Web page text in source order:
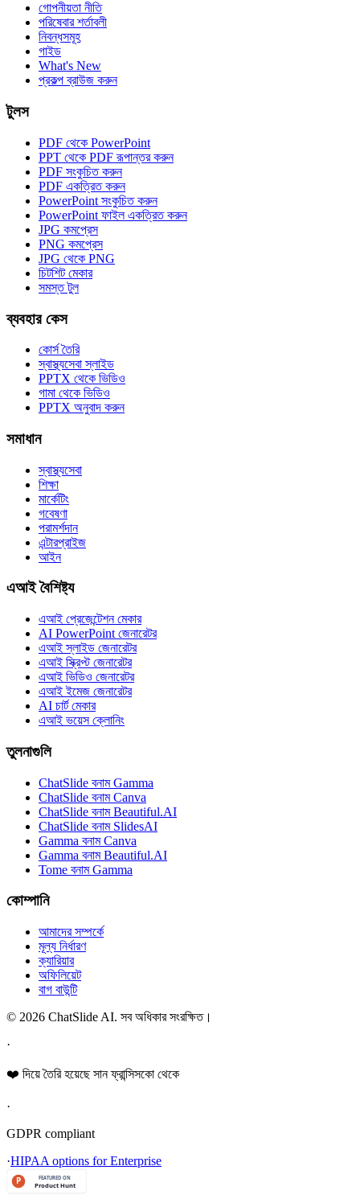
গোপনীয়তা নীতি
পরিষেবার শর্তাবলী
নিবন্ধসমূহ
গাইড
What's New
প্রকল্প ব্রাউজ করুন
টুলস
PDF থেকে PowerPoint
PPT থেকে PDF রূপান্তর করুন
PDF সংকুচিত করুন
PDF একত্রিত করুন
PowerPoint সংকুচিত করুন
PowerPoint ফাইল একত্রিত করুন
JPG কমপ্রেস
PNG কমপ্রেস
JPG থেকে PNG
চিটশিট মেকার
সমস্ত টুল
ব্যবহার কেস
কোর্স তৈরি
স্বাস্থ্যসেবা স্লাইড
PPTX থেকে ভিডিও
গামা থেকে ভিডিও
PPTX অনুবাদ করুন
সমাধান
স্বাস্থ্যসেবা
শিক্ষা
মার্কেটিং
গবেষণা
পরামর্শদান
এন্টারপ্রাইজ
আইন
এআই বৈশিষ্ট্য
এআই প্রেজেন্টেশন মেকার
AI PowerPoint জেনারেটর
এআই স্লাইড জেনারেটর
এআই স্ক্রিপ্ট জেনারেটর
এআই ভিডিও জেনারেটর
এআই ইমেজ জেনারেটর
AI চার্ট মেকার
এআই ভয়েস ক্লোনিং
তুলনাগুলি
ChatSlide বনাম Gamma
ChatSlide বনাম Canva
ChatSlide বনাম Beautiful.AI
ChatSlide বনাম SlidesAI
Gamma বনাম Canva
Gamma বনাম Beautiful.AI
Tome বনাম Gamma
কোম্পানি
আমাদের সম্পর্কে
মূল্য নির্ধারণ
ক্যারিয়ার
অফিলিয়েট
বাগ বাউন্টি
© 2026 ChatSlide AI. সব অধিকার সংরক্ষিত।
·
❤️ দিয়ে তৈরি হয়েছে সান ফ্রান্সিসকো থেকে
·
GDPR compliant
·HIPAA options for Enterprise